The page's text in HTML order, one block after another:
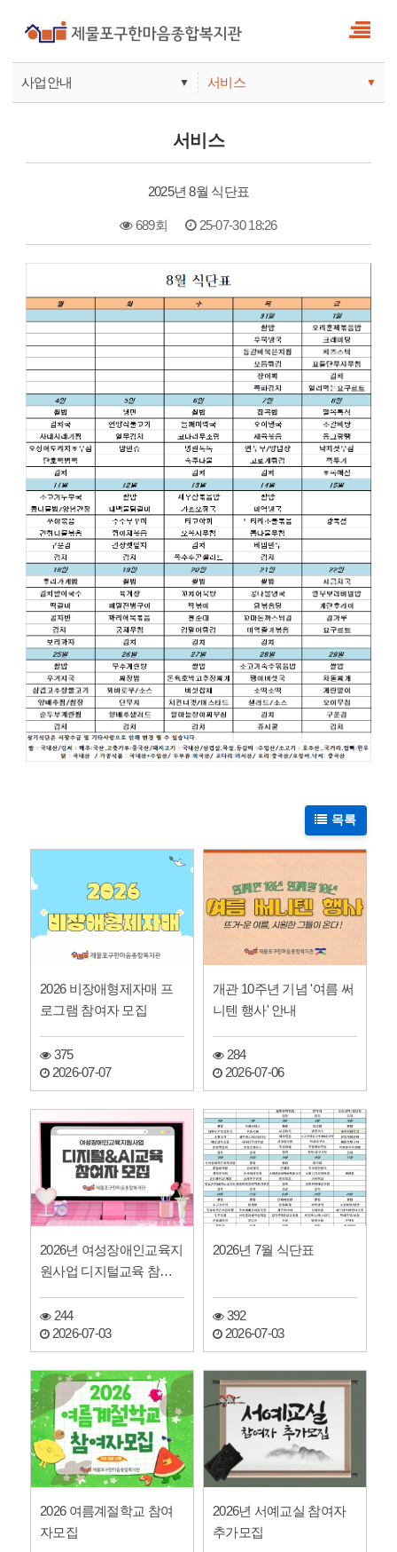
사업안내 ▼
기관안내
서비스 ▼
서비스
참여
서비스
2025년 8월 식단표
689회 25-07-30 18:26
본문
목록
2026 비장애형제자매 프
로그램 참여자 모집
375
2026-07-07
개관 10주년 기념 '여름 써
니텐 행사' 안내
284
2026-07-06
2026년 여성장애인교육지
원사업 디지털교육 참여
244
2026-07-03
2026년 7월 식단표
392
2026-07-03
2026 여름계절학교 참여
자모집
2026년 서예교실 참여자
추가모집